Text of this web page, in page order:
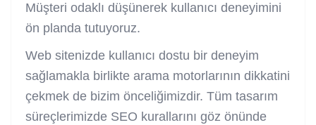
Müşteri odaklı düşünerek kullanıcı deneyimini
ön planda tutuyoruz.
Web sitenizde kullanıcı dostu bir deneyim
sağlamakla birlikte arama motorlarının dikkatini
çekmek de bizim önceliğimizdir. Tüm tasarım
süreçlerimizde SEO kurallarını göz önünde